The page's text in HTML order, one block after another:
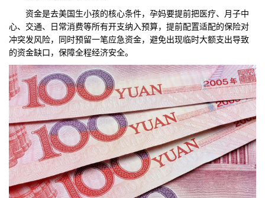
资金是去美国生小孩的核心条件，孕妈要提前把医疗、月子中
心、交通、日常消费等所有开支纳入预算，提前配置适配的保险对
冲突发风险，同时预留一笔应急资金，避免出现临时大额支出导致
的资金缺口，保障全程经济安全。